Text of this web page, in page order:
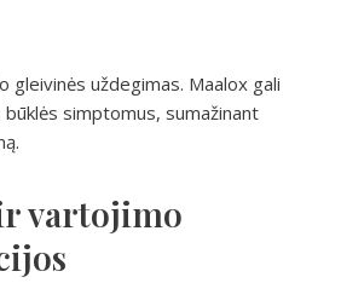
gleivinės uždegimas. Maalox gali
simptomus, sumažinant
vartojimo